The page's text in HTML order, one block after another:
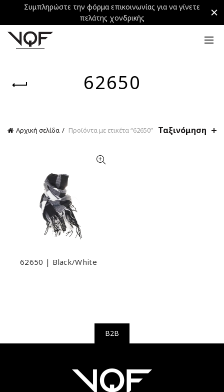
62650
Αρχική σελίδα Προϊόντα με ετικέτα “62650” Ταξινόμηση
62650 | Black/White
B2B
Συμπληρώστε την φόρμα επικοινωνίας για να γίνετε
πελάτης χονδρικής